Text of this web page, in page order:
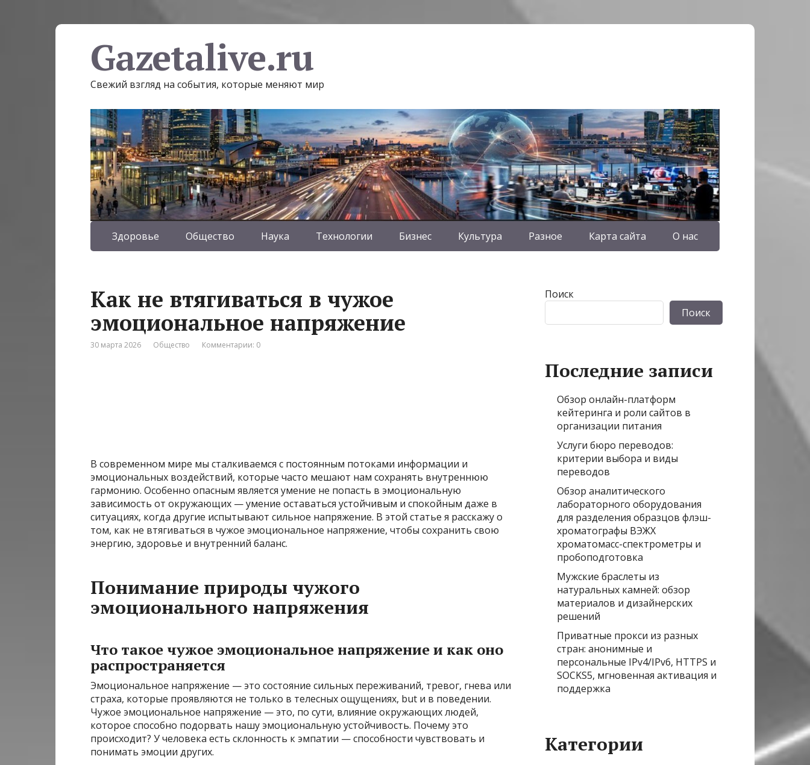
Gazetalive.ru
Свежий взгляд на события, которые меняют мир
Здоровье Общество Наука Технологии Бизнес Культура Разное Карта сайта О нас
Как не втягиваться в чужое
эмоциональное напряжение
30 марта 2026 Общество Комментарии: 0
В современном мире мы сталкиваемся с постоянным потоками информации и
эмоциональных воздействий, которые часто мешают нам сохранять внутреннюю
гармонию. Особенно опасным является умение не попасть в эмоциональную
зависимость от окружающих — умение оставаться устойчивым и спокойным даже в
ситуациях, когда другие испытывают сильное напряжение. В этой статье я расскажу о
том, как не втягиваться в чужое эмоциональное напряжение, чтобы сохранить свою
энергию, здоровье и внутренний баланс.
Понимание природы чужого
эмоционального напряжения
Что такое чужое эмоциональное напряжение и как оно
распространяется
Эмоциональное напряжение — это состояние сильных переживаний, тревог, гнева или
страха, которые проявляются не только в телесных ощущениях, but и в поведении.
Чужое эмоциональное напряжение — это, по сути, влияние окружающих людей,
которое способно подорвать нашу эмоциональную устойчивость. Почему это
происходит? У человека есть склонность к эмпатии — способности чувствовать и
понимать эмоции других.
Поиск
Поиск
Последние записи
Обзор онлайн-платформ
кейтеринга и роли сайтов в
организации питания
Услуги бюро переводов:
критерии выбора и виды
переводов
Обзор аналитического
лабораторного оборудования
для разделения образцов флэш-
хроматографы ВЭЖХ
хроматомасс-спектрометры и
пробоподготовка
Мужские браслеты из
натуральных камней: обзор
материалов и дизайнерских
решений
Приватные прокси из разных
стран: анонимные и
персональные IPv4/IPv6, HTTPS и
SOCKS5, мгновенная активация и
поддержка
Категории